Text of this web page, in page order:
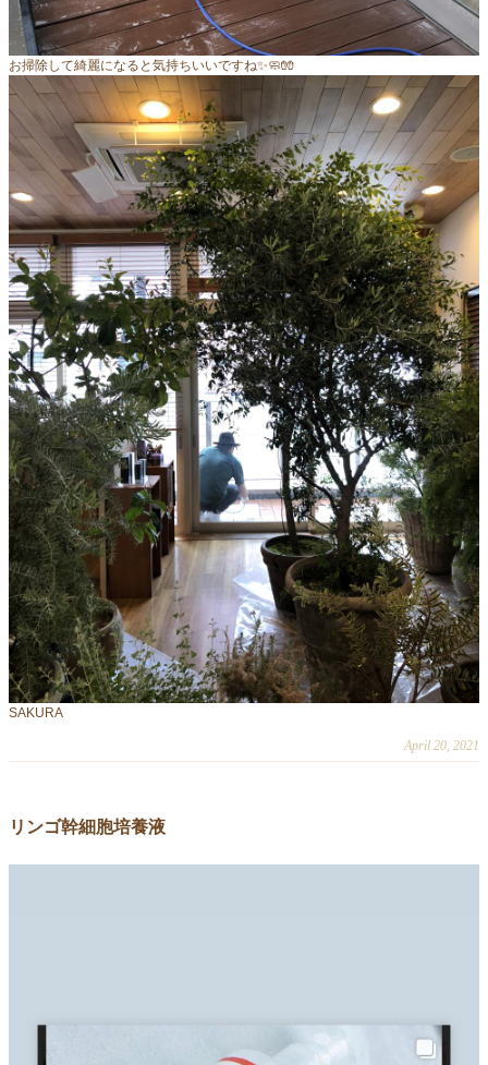
お掃除して綺麗になると気持ちいいですね✨🧼🧤
SAKURA
April 20, 2021
リンゴ幹細胞培養液